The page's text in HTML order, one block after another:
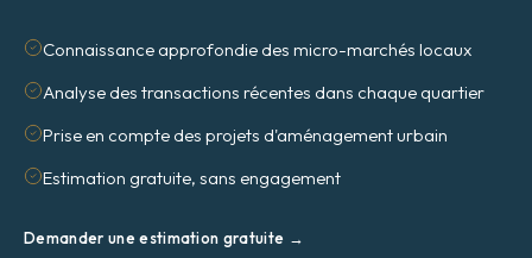
Connaissance approfondie des micro-marchés locaux
Analyse des transactions récentes dans chaque quartier
Prise en compte des projets d'aménagement urbain
Estimation gratuite, sans engagement
Demander une estimation gratuite →